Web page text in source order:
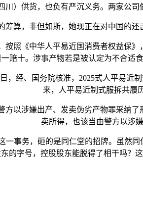
川）供货，也负有严沉义务。两家公司
，非但如斯，她现正在对中国的还
《中华人平易近国消费者权益保》
赔十。涉事产物若是被认定为不合适
经、国务院核准，2025式人平易近
来，人平易近制式服拆共履
涉嫌出产、发卖伪劣产物罪采纳了
卖所得，也该当由警方以涉
务，砸的是同仁堂的招牌。虽然同
的字号，控股股东能脱得了相干吗？